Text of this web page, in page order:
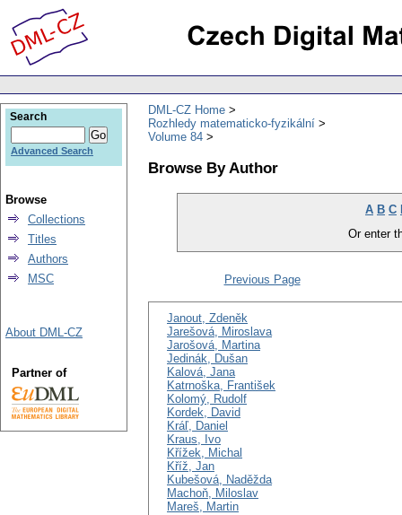
DML-CZ Home
Rozhledy matematicko-fyzikální
Volume 84
Browse By Author
A B C
Or enter
Previous Page
Janout, Zdeněk
Jarešová, Miroslava
Jarošová, Martina
Jedinák, Dušan
Kalová, Jana
Katrnoška, František
Kolomý, Rudolf
Kordek, David
Kráľ, Daniel
Kraus, Ivo
Křížek, Michal
Kříž, Jan
Kubešová, Naděžda
Machoň, Miloslav
Mareš, Martin
Search
Advanced Search
Browse
Collections
Titles
Authors
MSC
About DML-CZ
Partner of